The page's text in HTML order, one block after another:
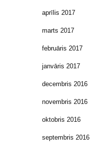
aprīlis 2017
marts 2017
februāris 2017
janvāris 2017
decembris 2016
novembris 2016
oktobris 2016
septembris 2016